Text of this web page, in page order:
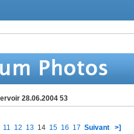
28.06.2004 53
11 12 1314 15 16 17 Suivant >]